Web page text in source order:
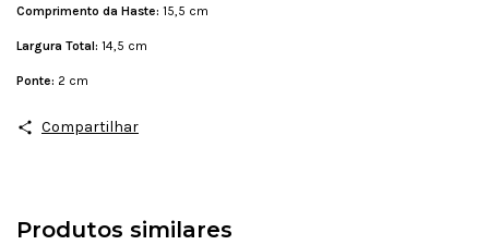
Comprimento da Haste: 15,5 cm
Largura Total: 14,5 cm
Ponte: 2 cm
Compartilhar
Produtos similares